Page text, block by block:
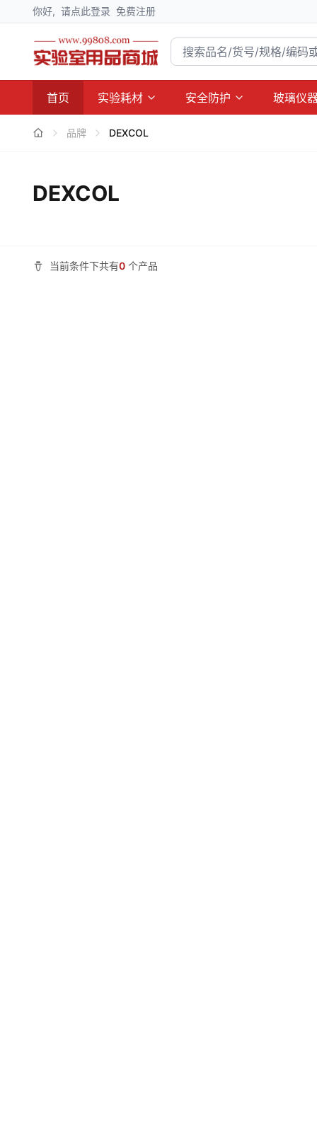
你好, 请点此登录 免费注册
首页 实验耗材 安全防护 玻璃仪
品牌 DEXCOL
DEXCOL
当前条件下共有0 个产品